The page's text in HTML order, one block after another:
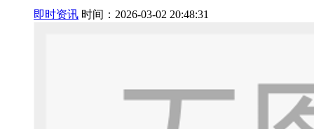
即时资讯 时间：2026-03-02 20:48:31